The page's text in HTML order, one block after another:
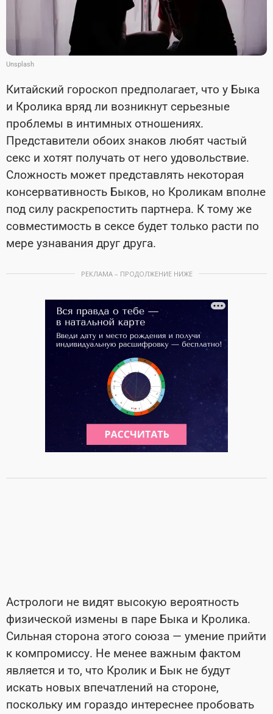
Unsplash
Китайский гороскоп предполагает, что у Быка
и Кролика вряд ли возникнут серьезные
проблемы в интимных отношениях.
Представители обоих знаков любят частый
секс и хотят получать от него удовольствие.
Сложность может представлять некоторая
консервативность Быков, но Кроликам вполне
под силу раскрепостить партнера. К тому же
совместимость в сексе будет только расти по
мере узнавания друг друга.
РЕКЛАМА – ПРОДОЛЖЕНИЕ НИЖЕ
Астрологи не видят высокую вероятность
физической измены в паре Быка и Кролика.
Сильная сторона этого союза — умение прийти
к компромиссу. Не менее важным фактом
является и то, что Кролик и Бык не будут
искать новых впечатлений на стороне,
поскольку им гораздо интереснее пробовать